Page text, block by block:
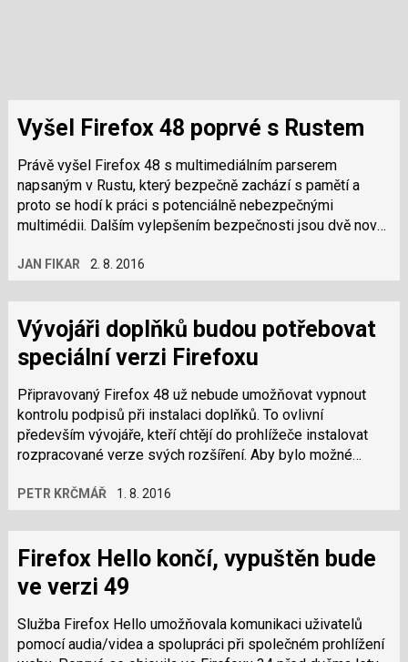
Vyšel Firefox 48 poprvé s Rustem
Právě vyšel Firefox 48 s multimediálním parserem
napsaným v Rustu, který bezpečně zachází s pamětí a
proto se hodí k práci s potenciálně nebezpečnými
multimédii. Dalším vylepšením bezpečnosti jsou dvě nové
JAN FIKAR 2. 8. 2016
Vývojáři doplňků budou potřebovat
speciální verzi Firefoxu
Připravovaný Firefox 48 už nebude umožňovat vypnout
kontrolu podpisů při instalaci doplňků. To ovlivní
především vývojáře, kteří chtějí do prohlížeče instalovat
rozpracované verze svých rozšíření. Aby bylo možné
PETR KRČMÁŘ 1. 8. 2016
Firefox Hello končí, vypuštěn bude
ve verzi 49
Služba Firefox Hello umožňovala komunikaci uživatelů
pomocí audia/videa a spolupráci při společném prohlížení